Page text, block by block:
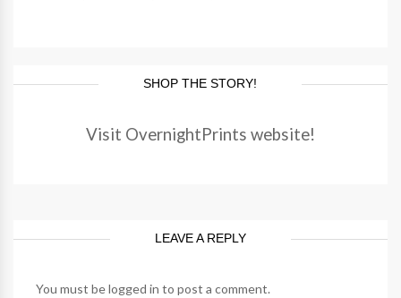
SHOP THE STORY!
Visit OvernightPrints website!
LEAVE A REPLY
You must belogged in to post a comment.